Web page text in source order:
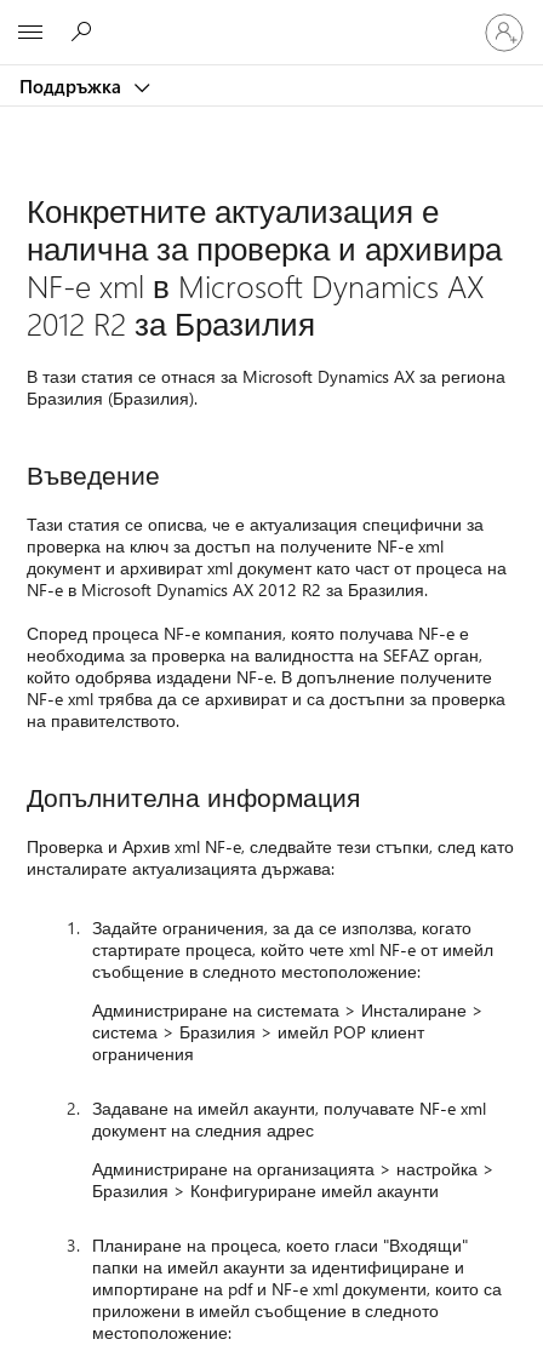
Поддръжка
Влезте
във
вашия
Конкретните актуализация е
налична за проверка и архивира
NF-e xml в Microsoft Dynamics AX
2012 R2 за Бразилия
В тази статия се отнася за Microsoft Dynamics AX за региона
Бразилия (Бразилия).
Въведение
Тази статия се описва, че е актуализация специфични за
проверка на ключ за достъп на получените NF-e xml
документ и архивират xml документ като част от процеса на
NF-e в Microsoft Dynamics AX 2012 R2 за Бразилия.
Според процеса NF-e компания, която получава NF-e е
необходима за проверка на валидността на SEFAZ орган,
който одобрява издадени NF-e. В допълнение получените
NF-e xml трябва да се архивират и са достъпни за проверка
на правителството.
Допълнителна информация
Проверка и Архив xml NF-e, следвайте тези стъпки, след като
инсталирате актуализацията държава:
Задайте ограничения, за да се използва, когато
стартирате процеса, който чете xml NF-e от имейл
съобщение в следното местоположение:
Администриране на системата > Инсталиране >
система > Бразилия > имейл POP клиент
ограничения
Задаване на имейл акаунти, получавате NF-e xml
документ на следния адрес
Администриране на организацията > настройка >
Бразилия > Конфигуриране имейл акаунти
Планиране на процеса, което гласи "Входящи"
папки на имейл акаунти за идентифициране и
импортиране на pdf и NF-e xml документи, които са
приложени в имейл съобщение в следното
местоположение: